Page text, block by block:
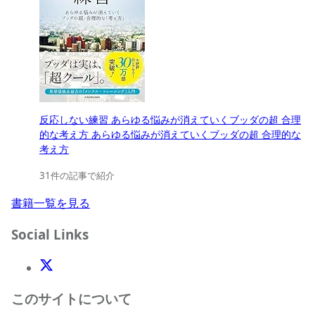
反応しない練習 あらゆる悩みが消えていくブッダの超 合理
的な考え方 あらゆる悩みが消えていくブッダの超 合理的な
考え方
31件の記事で紹介
書籍一覧を見る
Social Links
X(Twitter)
このサイトについて